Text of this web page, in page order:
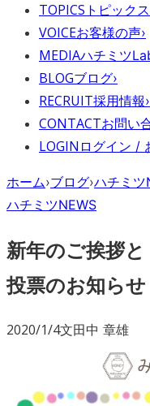
TOPICS トピックス
VOICEお客様の声›
MEDIAハチミツ
BLOGブログ›
RECRUIT採用情報›
CONTACTお問い
LOGIN ログイン /
ホーム›ブログ›ハチミツ
ハチミツNEWS
新年のご挨拶
投票のお知らせ
2020/1/4文田中 章雄